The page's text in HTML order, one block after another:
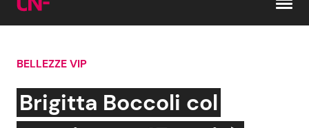
Cerca:
News e Cronaca Gossip e TV
BELLEZZE VIP
Brigitta Boccoli col